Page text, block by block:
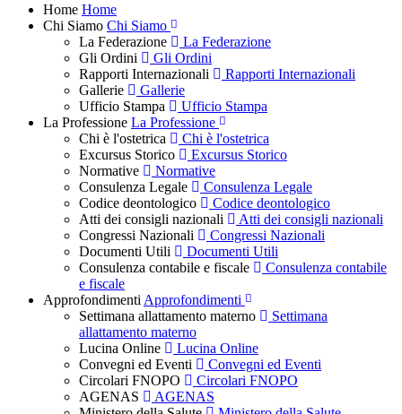
Home Home
Chi Siamo Chi Siamo
La Federazione
La Federazione
Gli Ordini
Gli Ordini
Rapporti Internazionali
Rapporti Internazionali
Gallerie
Gallerie
Ufficio Stampa
Ufficio Stampa
La Professione La Professione
Chi è l'ostetrica
Chi è l'ostetrica
Excursus Storico
Excursus Storico
Normative
Normative
Consulenza Legale
Consulenza Legale
Codice deontologico
Codice deontologico
Atti dei consigli nazionali
Atti dei consigli nazionali
Congressi Nazionali
Congressi Nazionali
Documenti Utili
Documenti Utili
Consulenza contabile e fiscale
Consulenza contabile
e fiscale
Approfondimenti Approfondimenti
Settimana allattamento materno
Settimana
allattamento materno
Lucina Online
Lucina Online
Convegni ed Eventi
Convegni ed Eventi
Circolari FNOPO
Circolari FNOPO
AGENAS
AGENAS